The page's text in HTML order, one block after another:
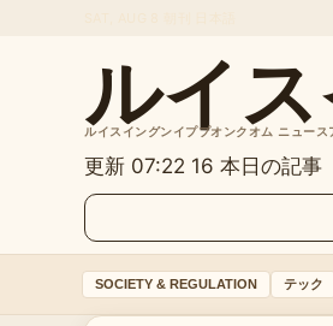
ルイ
ルイスイングンイププオンクオム ニュース
更新 07:22 16 本日の記事
SOCIETY & REGULATION テック